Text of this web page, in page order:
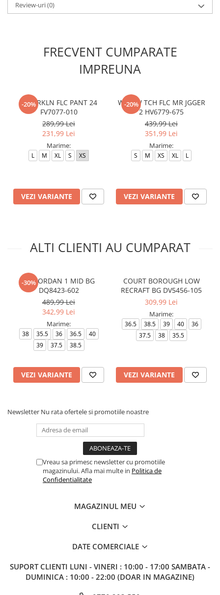
Review-uri(0)
FRECVENT CUMPARATE
IMPREUNA
-20%
W J BRKLN FLC PANT 24
FV7077-010
289,99 Lei
231,99 Lei
Marime:
L M XL S XS
VEZI VARIANTE
-20%
W NSW TCH FLC MR JGGER
2 HV6779-675
439,99 Lei
351,99 Lei
Marime:
S M XS XL L
VEZI VARIANTE
ALTI CLIENTI AU CUMPARAT
-30%
AIR JORDAN 1 MID BG
DQ8423-602
489,99 Lei
342,99 Lei
Marime:
38 35.5 36 36.5
40
39
37.5 38.5
VEZI VARIANTE
COURT BOROUGH LOW
RECRAFT BG DV5456-105
309,99 Lei
Marime:
36.5 38.5 39 40
36
37.5
38 35.5
VEZI VARIANTE
Newsletter Nu rata ofertele si promotiile noastre
Vreau sa primesc newsletter cu promotiile
magazinului. Afla mai multe in Politica de
Confidentialitate
MAGAZINUL MEU
CLIENTI
DATE COMERCIALE
SUPORT CLIENTI LUNI - VINERI : 10:00 - 17:00 SAMBATA -
DUMINICA : 10:00 - 22:00 (DOAR IN MAGAZINE)